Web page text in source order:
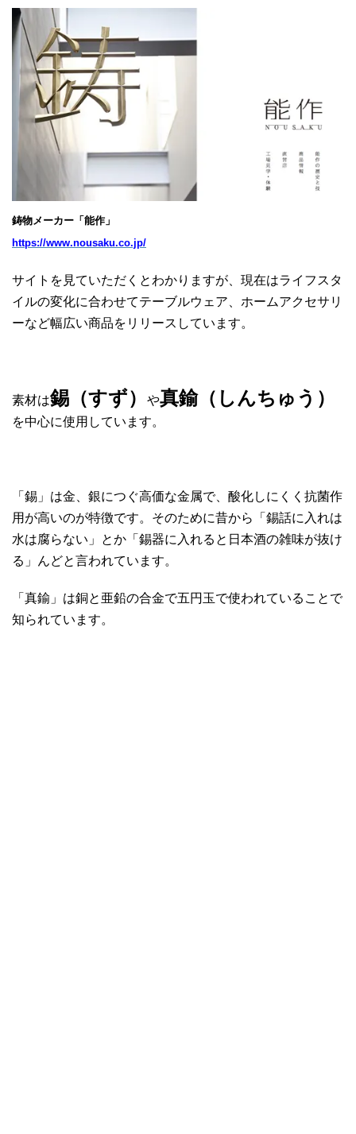
鋳物メーカー「能作」
https://www.nousaku.co.jp/
サイトを見ていただくとわかりますが、現在はライフスタ
イルの変化に合わせてテーブルウェア、ホームアクセサリ
ーなど幅広い商品をリリースしています。
素材は錫（すず） や真鍮（しんちゅう）
を中心に使用しています。
「錫」は金、銀につぐ高価な金属で、酸化しにくく抗菌作
用が高いのが特徴です。そのために昔から「錫話に入れは
水は腐らない」とか「錫器に入れると日本酒の雑味が抜け
る」んどと言われています。
「真鍮」は銅と亜鉛の合金で五円玉で使われていることで
知られています。